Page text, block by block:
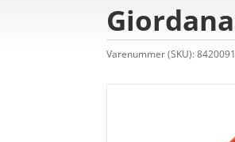
Varenummer (SKU):